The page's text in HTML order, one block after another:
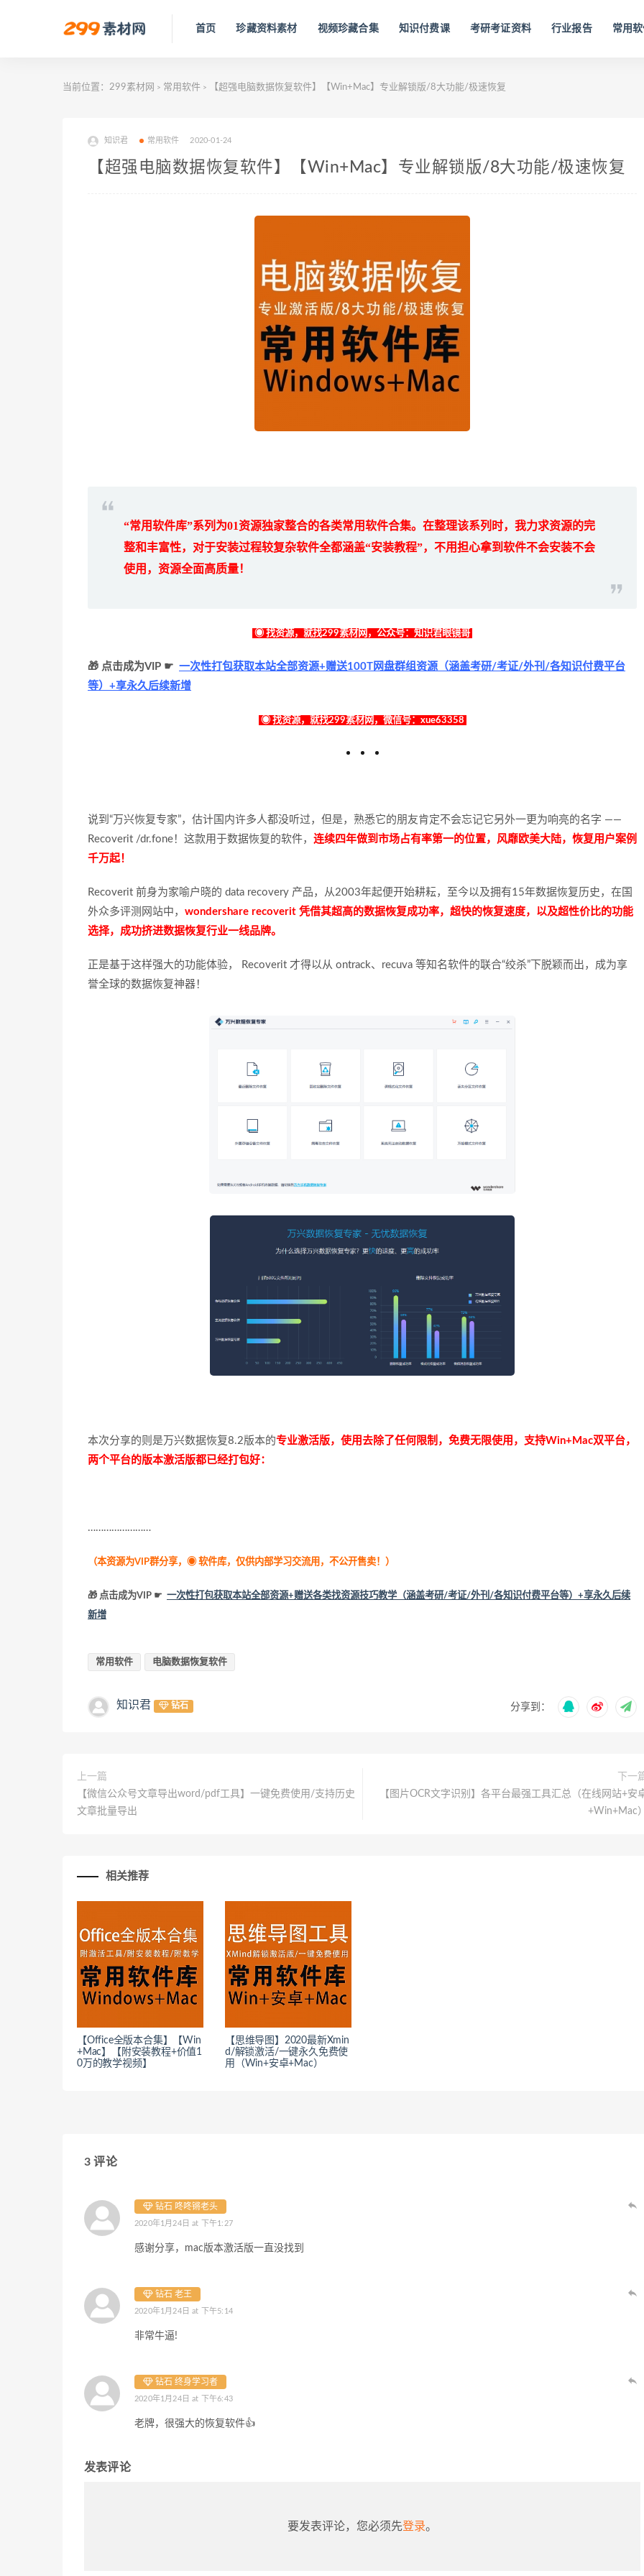
首页 珍藏资料素材 视频珍藏合集 知识付费课 考研考证资料 行业报告 常用
当前位置： 299素材网 > 常用软件 > 【超强电脑数据恢复软件】【Win+Mac】专业解锁版/8大功能/极速恢复
知识君 常用软件 2020-01-24
【超强电脑数据恢复软件】【Win+Mac】专业解锁版/8大功能/极速恢复
“常用软件库”系列为01资源独家整合的各类常用软件合集。在整理该系列时，我力求资源的完
整和丰富性，对于安装过程较复杂软件全都涵盖“安装教程”，不用担心拿到软件不会安装不会
使用，资源全面高质量！
◉ 找资源，就找299素材网，公众号：知识君眼镜哥
🎁 点击成为VIP ☛ 一次性打包获取本站全部资源+赠送100T网盘群组资源（涵盖考研/考证/外刊/各知识付费平台
等）+享永久后续新增
◉ 找资源，就找299素材网，微信号：xue63358
说到“万兴恢复专家”，估计国内许多人都没听过，但是，熟悉它的朋友肯定不会忘记它另外一更为响亮的名字 ——
Recoverit /dr.fone！这款用于数据恢复的软件， 连续四年做到市场占有率第一的位置，风靡欧美大陆，恢复用户案例
千万起！
Recoverit 前身为家喻户晓的 data recovery 产品，从2003年起便开始耕耘，至今以及拥有15年数据恢复历史，在国
外众多评测网站中， wondershare recoverit 凭借其超高的数据恢复成功率，超快的恢复速度，以及超性价比的功能
选择，成功挤进数据恢复行业一线品牌。
正是基于这样强大的功能体验， Recoverit 才得以从 ontrack、recuva 等知名软件的联合“绞杀”下脱颖而出，成为享
誉全球的数据恢复神器！
本次分享的则是万兴数据恢复8.2版本的专业激活版，使用去除了任何限制，免费无限使用，支持Win+Mac双平台，
两个平台的版本激活版都已经打包好：
……………………
（本资源为VIP群分享， ◉ 软件库，仅供内部学习交流用，不公开售卖！ ）
🎁 点击成为VIP ☛ 一次性打包获取本站全部资源+赠送各类找资源技巧教学（涵盖考研/考证/外刊/各知识付费平台等）+享永久后续
新增
常用软件 电脑数据恢复软件
知识君 钻石 分享到：
上一篇
【微信公众号文章导出word/pdf工具】一键免费使用/支持历史
文章批量导出
下一
【图片OCR文字识别】各平台最强工具汇总（在线网站+安
+Win+Mac）
相关推荐
【Office全版本合集】【Win
+Mac】【附安装教程+价值1
0万的教学视频】
【思维导图】2020最新Xmin
d/解锁激活/一键永久免费使
用（Win+安卓+Mac）
3 评论
钻石 咚咚锵老头
2020年1月24日 at 下午1:27
感谢分享，mac版本激活版一直没找到
钻石 老王
2020年1月24日 at 下午5:14
非常牛逼!
钻石 终身学习者
2020年1月24日 at 下午6:43
老牌，很强大的恢复软件👍
发表评论
要发表评论，您必须先登录。